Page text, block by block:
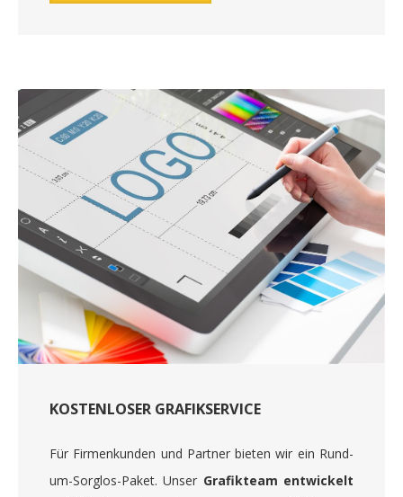
KOSTENLOSER GRAFIKSERVICE
Für Firmenkunden und Partner bieten wir ein Rund-
um-Sorglos-Paket. Unser Grafikteam entwickelt